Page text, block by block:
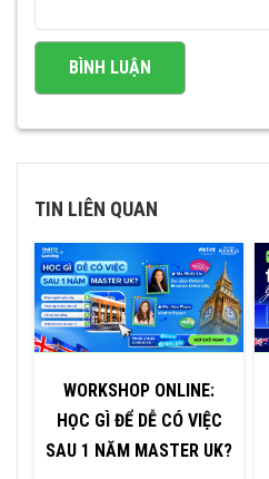
TIN LIÊN QUAN
WORKSHOP ONLINE:
HỌC GÌ ĐỂ DỄ CÓ VIỆC
SAU 1 NĂM MASTER UK?